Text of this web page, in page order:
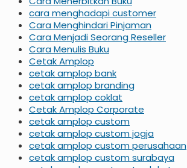
cara menghadapi customer
Cara Menghindari Pinjaman
Cara Menjadi Seorang Reseller
Cara Menulis Buku
Cetak Amplop
cetak amplop bank
cetak amplop branding
cetak amplop coklat
Cetak Amplop Corporate
cetak amplop custom
cetak amplop custom jogja
cetak amplop custom perusahaan
cetak amplop custom surabaya